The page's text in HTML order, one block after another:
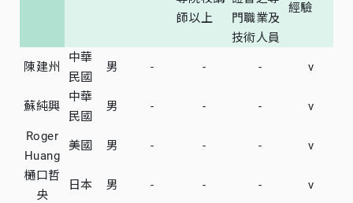
師以上
門職業及
技術人員
經驗
陳建州
中華
民國
男 - - - v
蘇純興
中華
民國
男 - - -
v
Roger
Huang
美國 男 - - -
v
樋口哲
央
日本 男 - - - v